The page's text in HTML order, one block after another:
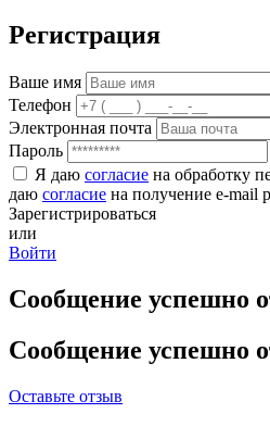
Регистрация
Ваше имя
Телефон
Электронная почта
Пароль
Я даю согласие на обработку
даю согласие на получение e-mail
Зарегистрироваться
или
Войти
Сообщение успешно
Сообщение успешно
Оставьте отзыв